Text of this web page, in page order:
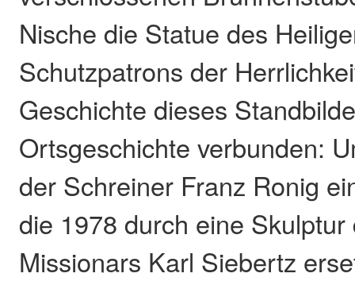
Nische die Statue des
Schutzpatrons der
Geschichte dieses
Ortsgeschichte verbunden:
der Schreiner Franz Ronig
die 1978 durch eine
Missionars Karl Siebertz